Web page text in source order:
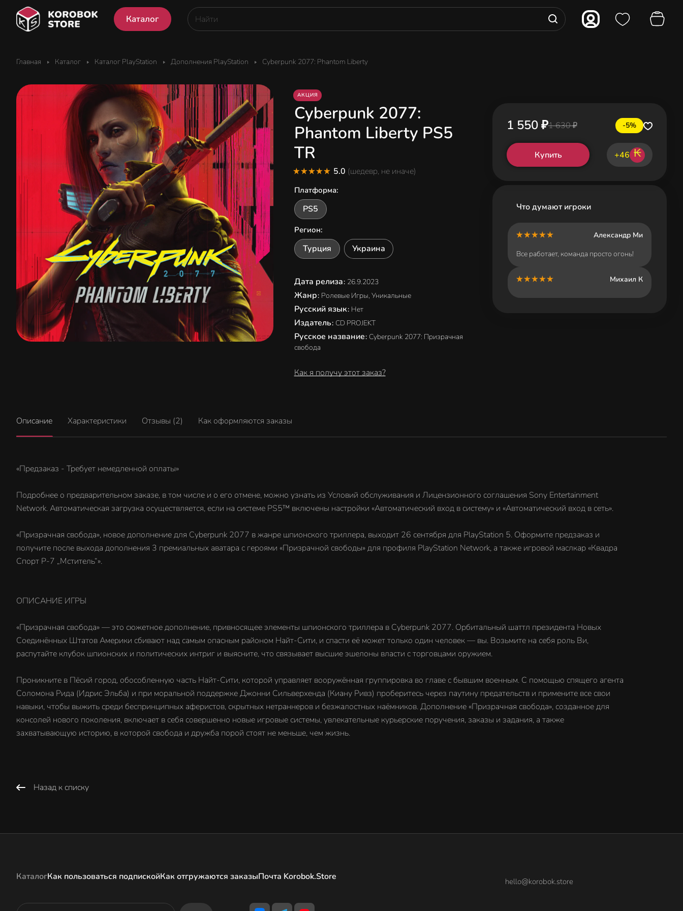
Каталог
Главная Каталог Каталог PlayStation Дополнения PlayStation Cyberpunk 2077: Phantom Liberty
АКЦИЯ
Cyberpunk 2077:
Phantom Liberty PS5
TR
5.0 (шедевр, не иначе)
Платформа:
PS5
Регион:
Турция Украина
Дата релиза: 26.9.2023
Жанр: Ролевые Игры, Уникальные
Русский язык: Нет
Издатель: CD PROJEKT
Русское название: Cyberpunk 2077: Призрачная
свобода
Как я получу этот заказ?
1 550 ₽1 630 ₽ -5%
Купить +46 ₭
Что думают игроки
Александр Ми
Все работает, команда просто огонь!
Михаил К
Описание Характеристики Отзывы (2) Как оформляются заказы
«Предзаказ - Требует немедленной оплаты»
Подробнее о предварительном заказе, в том числе и о его отмене, можно узнать из Условий обслуживания и Лицензионного соглашения Sony Entertainment
Network. Автоматическая загрузка осуществляется, если на системе PS5™ включены настройки «Автоматический вход в систему» и «Автоматический вход в сеть».
«Призрачная свобода», новое дополнение для Cyberpunk 2077 в жанре шпионского триллера, выходит 26 сентября для PlayStation 5. Оформите предзаказ и
получите после выхода дополнения 3 премиальных аватара с героями «Призрачной свободы» для профиля PlayStation Network, а также игровой маслкар «Квадра
Спорт Р-7 „Мститель“».
ОПИСАНИЕ ИГРЫ
«Призрачная свобода» — это сюжетное дополнение, привносящее элементы шпионского триллера в Cyberpunk 2077. Орбитальный шаттл президента Новых
Соединённых Штатов Америки сбивают над самым опасным районом Найт-Сити, и спасти её может только один человек — вы. Возьмите на себя роль Ви,
распутайте клубок шпионских и политических интриг и выясните, что связывает высшие эшелоны власти с торговцами оружием.
Проникните в Пёсий город, обособленную часть Найт-Сити, которой управляет вооружённая группировка во главе с бывшим военным. С помощью спящего агента
Соломона Рида (Идрис Эльба) и при моральной поддержке Джонни Сильверхенда (Киану Ривз) проберитесь через паутину предательств и примените все свои
навыки, чтобы выжить среди беспринципных аферистов, скрытных нетраннеров и безжалостных наёмников. Дополнение «Призрачная свобода», созданное для
консолей нового поколения, включает в себя совершенно новые игровые системы, увлекательные курьерские поручения, заказы и задания, а также
захватывающую историю, в которой свобода и дружба порой стоят не меньше, чем жизнь.
Назад к списку
КаталогКак пользоваться подпискойКак отгружаются заказыПочта Korobok.Store hello@korobok.store